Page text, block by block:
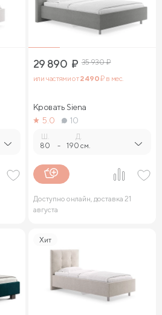
29 890 ₽ 35 930₽
или частями от2 490₽ в мес.
Кровать Siena
5.0
10
80 -
Д.
190 см.
Доступно онлайн, доставка 21
августа
Хит